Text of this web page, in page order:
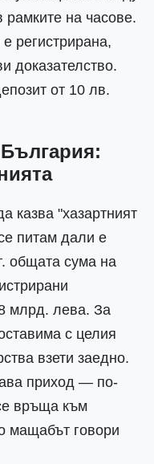
на часове.
регистрирана,
доказателство.
от 10 лв.
казва "хазартният
питам дали е
общата сума на
млрд. лева. За
с целия
взети заедно.
приход — по-
връща към
мащабът говори